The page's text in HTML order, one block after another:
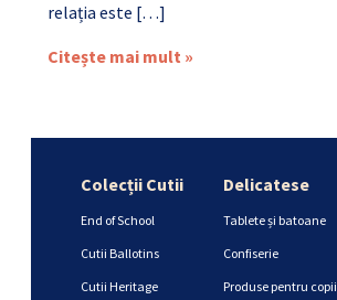
relația este […]
Citește mai mult »
Colecții Cutii
End of School
Cutii Ballotins
Cutii Heritage
Delicatese
Tablete și batoane
Confiserie
Produse pentru copii